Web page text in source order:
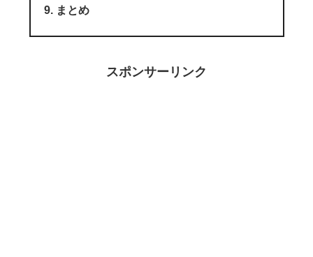
まとめ
スポンサーリンク